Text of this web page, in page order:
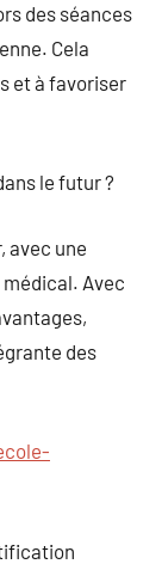
des séances
Cela
et à favoriser
le futur ?
avec une
Avec
des